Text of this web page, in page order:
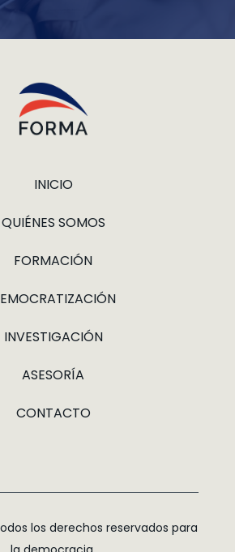
INICIO
QUIÉNES SOMOS
FORMACIÓN
INVESTIGACIÓN
ASESORÍA
CONTACTO
los derechos reservados para